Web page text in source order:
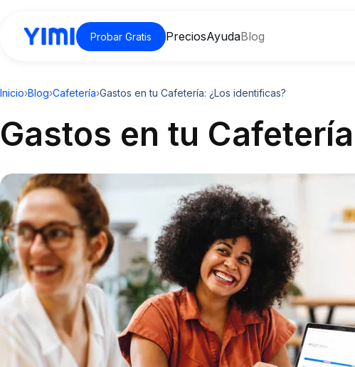
Probar Gratis PreciosAyudaBlog
Inicio›Blog›Cafetería›Gastos en tu Cafetería: ¿Los identificas?
Gastos en tu